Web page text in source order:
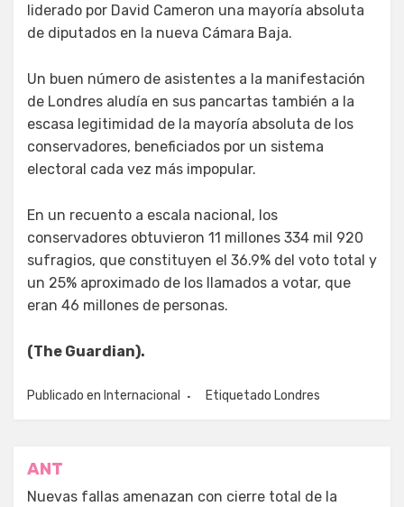
liderado por David Cameron una mayoría absoluta
de diputados en la nueva Cámara Baja.
Un buen número de asistentes a la manifestación
de Londres aludía en sus pancartas también a la
escasa legitimidad de la mayoría absoluta de los
conservadores, beneficiados por un sistema
electoral cada vez más impopular.
En un recuento a escala nacional, los
conservadores obtuvieron 11 millones 334 mil 920
sufragios, que constituyen el 36.9% del voto total y
un 25% aproximado de los llamados a votar, que
eran 46 millones de personas.
(The Guardian).
Publicado en Internacional Etiquetado Londres
Navegación
ANT
Nuevas fallas amenazan con cierre total de la